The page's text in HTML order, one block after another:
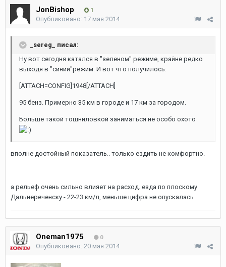
JonBishop 1
Опубликовано: 17 мая 2014
_sereg_ писал:
Ну вот сегодня катался в "зеленом" режиме, крайне редко
выходя в "синий"режим. И вот что получилось:
[ATTACH=CONFIG]1948[/ATTACH]
95 бенз. Примерно 35 км в городе и 17 км за городом.
Больше такой тошниловкой заниматься не особо охото
вполне достойный показатель.. только ездить не комфортно.
а рельеф очень сильно влияет на расход. езда по плоскому
Дальнереченску - 22-23 км/л, меньше цифра не опускалась
Oneman1975 0
Опубликовано: 20 мая 2014